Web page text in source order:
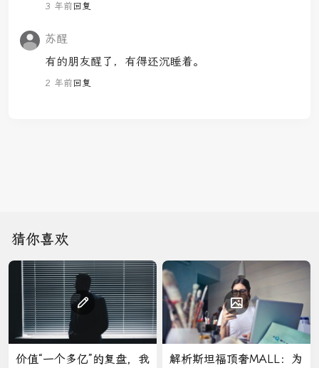
3 年前回复
苏醒
有的朋友醒了，有得还沉睡着。
2 年前回复
猜你喜欢
价值“一个多亿”的复盘，我
解析斯坦福顶奢MALL：为